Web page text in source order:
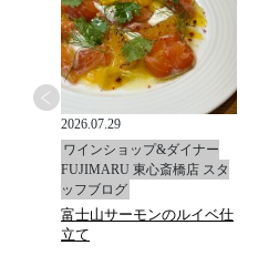
2026.07.29
ワインショップ&ダイナー
FUJIMARU 東心斎橋店 スタ
ッフブログ
富士山サーモンのルイベ仕
立て